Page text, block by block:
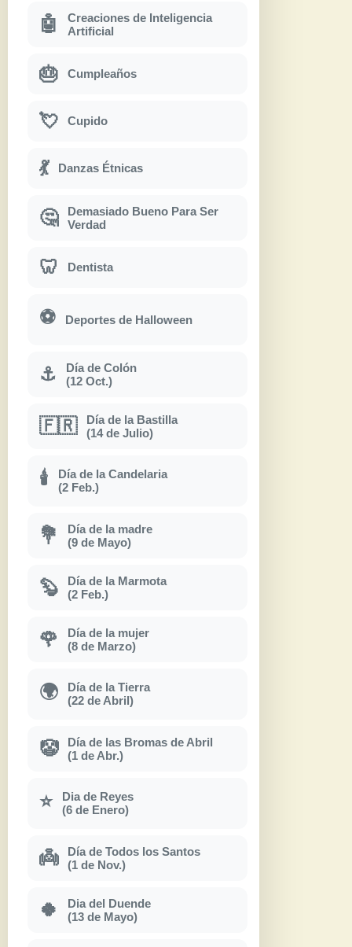
🤖
Creaciones de Inteligencia
Artificial
🎂 Cumpleaños
💘 Cupido
💃 Danzas Étnicas
🤔
Demasiado Bueno Para Ser
Verdad
🦷 Dentista
⚽ Deportes de Halloween
⚓
Día de Colón
(12 Oct.)
🇫🇷
Día de la Bastilla
(14 de Julio)
🕯
Día de la Candelaria
(2 Feb.)
💐
Día de la madre
(9 de Mayo)
🦫
Día de la Marmota
(2 Feb.)
🌹
Día de la mujer
(8 de Marzo)
🌍
Día de la Tierra
(22 de Abril)
🤡
Día de las Bromas de Abril
(1 de Abr.)
⭐
Dia de Reyes
(6 de Enero)
👼
Día de Todos los Santos
(1 de Nov.)
🍀
Dia del Duende
(13 de Mayo)